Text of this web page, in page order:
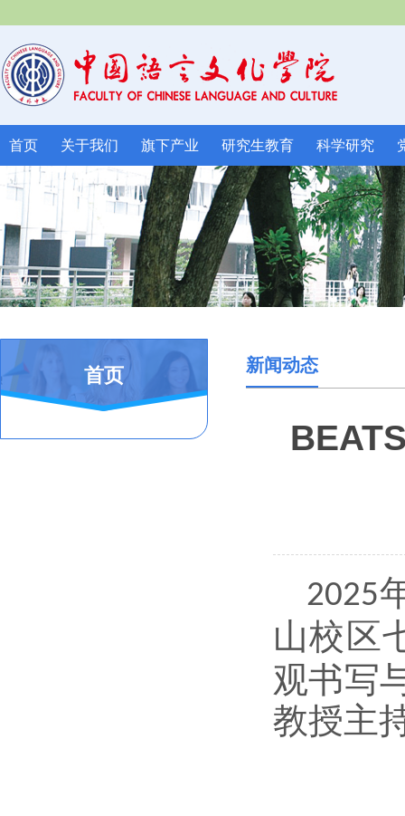
首页 关于我们 旗下产业 研究生教育 科学研究
首页 新闻动态
2025
山校区
观书写
教授主